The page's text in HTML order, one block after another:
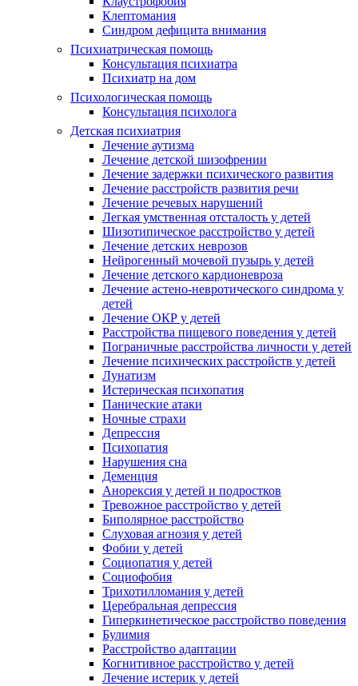
Клептомания
Синдром дефицита внимания
Психиатрическая помощь
Консультация психиатра
Психиатр на дом
Психологическая помощь
Консультация психолога
Детская психиатрия
Лечение аутизма
Лечение детской шизофрении
Лечение задержки психического развития
Лечение расстройств развития речи
Лечение речевых нарушений
Легкая умственная отсталость у детей
Шизотипическое расстройство у детей
Лечение детских неврозов
Нейрогенный мочевой пузырь у детей
Лечение детского кардионевроза
Лечение астено-невротического синдрома у
детей
Лечение ОКР у детей
Расстройства пищевого поведения у детей
Пограничные расстройства личности у детей
Лечение психических расстройств у детей
Лунатизм
Истерическая психопатия
Панические атаки
Ночные страхи
Депрессия
Психопатия
Нарушения сна
Деменция
Анорексия у детей и подростков
Тревожное расстройство у детей
Биполярное расстройство
Слуховая агнозия у детей
Фобии у детей
Социопатия у детей
Социофобия
Трихотилломания у детей
Церебральная депрессия
Гиперкинетическое расстройство поведения
Булимия
Расстройство адаптации
Когнитивное расстройство у детей
Лечение истерик у детей